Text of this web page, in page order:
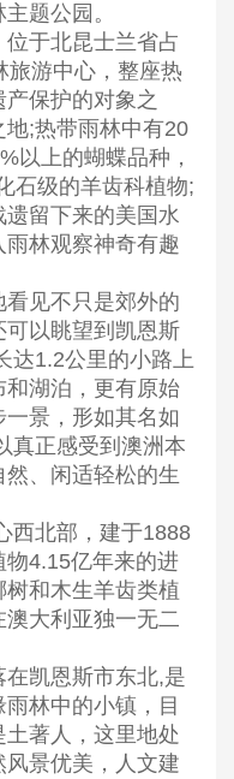
题公园。
位于北昆士兰省占
旅游中心，整座热
保护的对象之
;热带雨林中有20
以上的蝴蝶品种，
石级的羊齿科植物;
留下来的美国水
雨林观察神奇有趣
看见不只是郊外的
以眺望到凯恩斯
达1.2公里的小路上
湖泊，更有原始
景，形如其名如
真正感受到澳洲本
、闲适轻松的生
西北部，建于1888
4.15亿年来的进
和木生羊齿类植
大利亚独一无二
在凯恩斯市东北,是
林中的小镇，目
著人，这里地处
景优美，人文建